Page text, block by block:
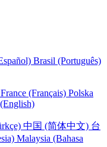
Brasil (Português)
France (Français) Polska
中国 (简体中文) 台
Malaysia (Bahasa